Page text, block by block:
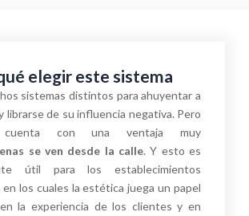
elegir este sistema
sistemas distintos para ahuyentar a
librarse de su influencia negativa. Pero
con una ventaja muy
se ven desde la calle. Y esto es
útil para los establecimientos
en los cuales la estética juega un papel
la experiencia de los clientes y en